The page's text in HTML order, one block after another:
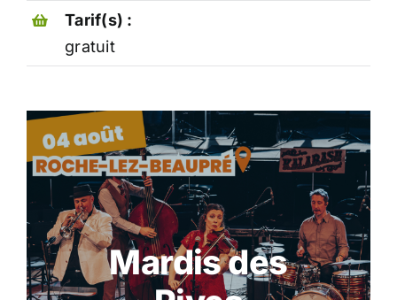
Tarif(s) :
gratuit
Mardis des